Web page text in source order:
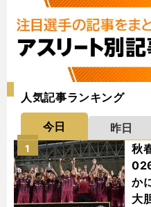
人気記事ランキング
今日 昨日
秋
か
大
1